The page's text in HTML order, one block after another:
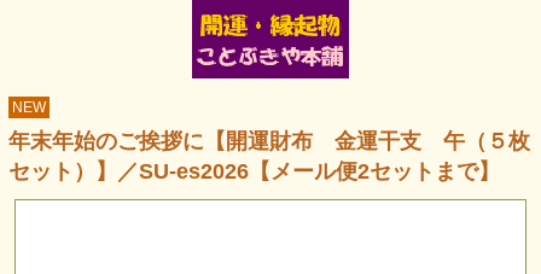
NEW
年末年始のご挨拶に【開運財布 金運干支 午（５枚
セット）】／SU-es2026【メール便2セットまで】